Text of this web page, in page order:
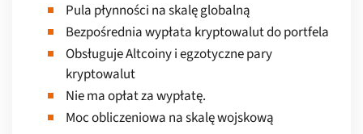
Pula płynności na skalę globalną
Bezpośrednia wypłata kryptowalut do portfela
Obsługuje Altcoiny i egzotyczne pary
kryptowalut
Nie ma opłat za wypłatę.
Moc obliczeniowa na skalę wojskową